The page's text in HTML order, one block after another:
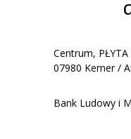
Centrum,
07980 Kemer /
Bank Ludowy i